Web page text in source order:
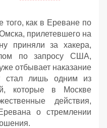
того, как в Ереване по
прилетевшего на
приняли за хакера,
по запросу США,
отбывает наказание
стал лишь одним из
которые в Москве
действия,
о стремлении